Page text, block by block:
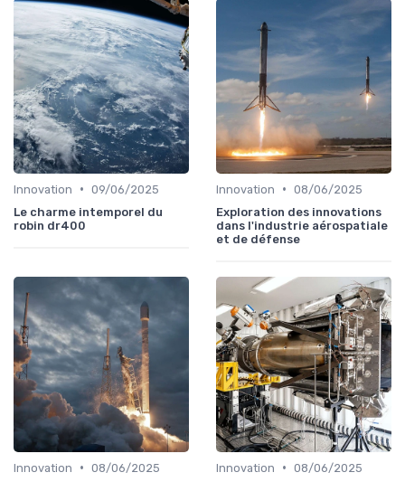
Innovation • 09/06/2025
Le charme intemporel du
robin dr400
Innovation • 08/06/2025
Exploration des innovations
dans l'industrie aérospatiale
et de défense
Innovation • 08/06/2025
Innovation • 08/06/2025